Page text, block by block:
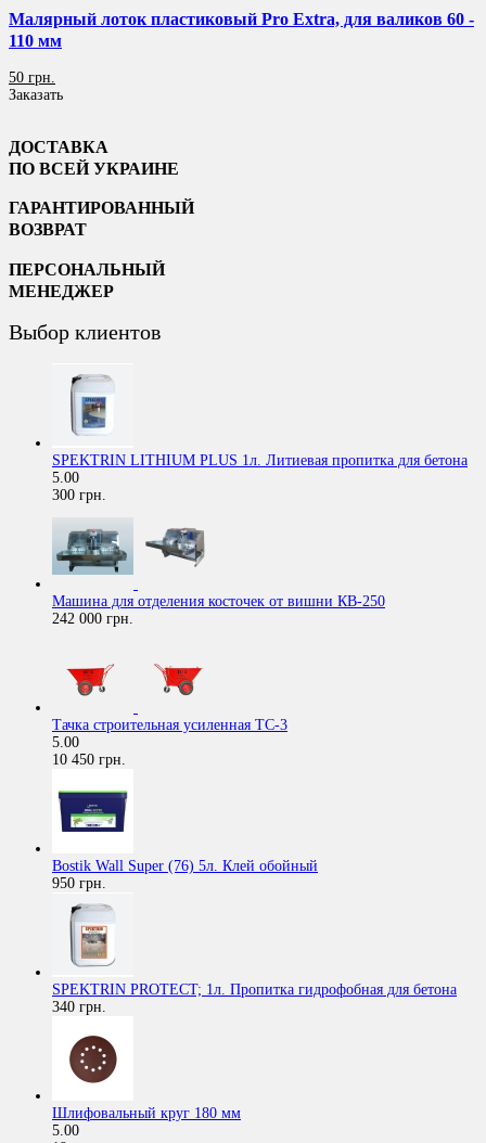
Малярный лоток пластиковый Pro Extra, для валиков 60 -
110 мм
50 грн.
Заказать
ДОСТАВКА
ПО ВСЕЙ УКРАИНЕ
ГАРАНТИРОВАННЫЙ
ВОЗВРАТ
ПЕРСОНАЛЬНЫЙ
МЕНЕДЖЕР
Выбор клиентов
SPEKTRIN LITHIUM PLUS 1л. Литиевая пропитка для бетона
5.00
300 грн.
Машина для отделения косточек от вишни КВ-250
242 000 грн.
Тачка строительная усиленная ТС-3
5.00
10 450 грн.
Bostik Wall Super (76) 5л. Клей обойный
950 грн.
SPEKTRIN PROTECT; 1л. Пропитка гидрофобная для бетона
340 грн.
Шлифовальный круг 180 мм
5.00